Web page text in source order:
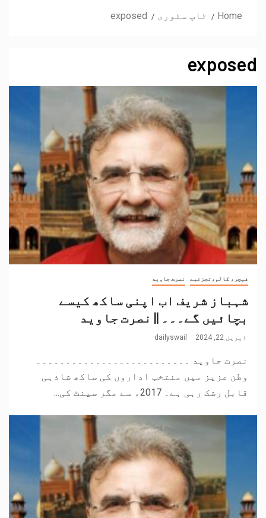
Home ٹاپ سٹوری exposed
exposed
فیچر، کالم،تجزئیے نصرت جاوید
شہباز شریف اب اپنی ساکھ کیسے
بچائیں گے۔۔۔ || نصرت جاوید
اپریل 22, 2024 dailyswail
نصرت جاوید ۔۔۔۔۔۔۔۔۔۔۔۔۔۔۔۔۔۔۔۔۔۔۔۔۔۔
وطن عزیز میں منتخب اداروں کی ساکھ شاذہی
قابل رشک رہی ہے۔ 2017ء سے مگر سینٹ کی...